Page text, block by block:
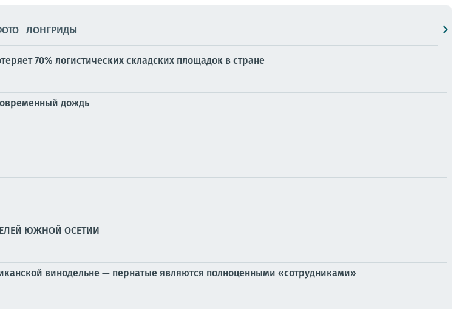
ЛОНГРИДЫ
70% логистических складских площадок в стране
дождь
ЮЖНОЙ ОСЕТИИ
винодельне — пернатые являются полноценными «сотрудниками»